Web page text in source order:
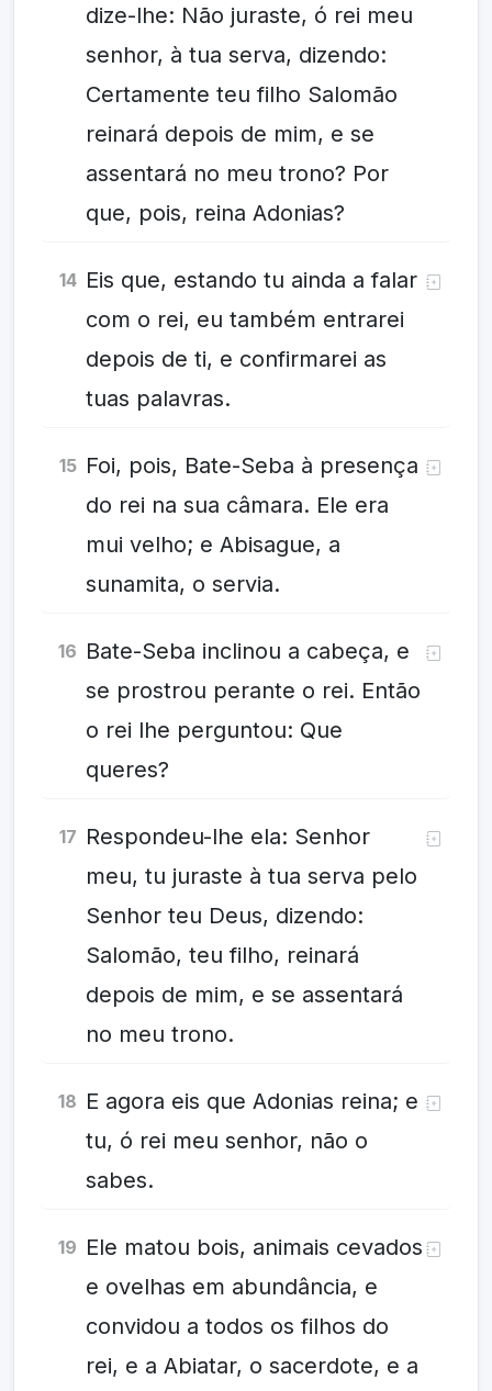
dize-lhe: Não juraste, ó rei meu
senhor, à tua serva, dizendo:
Certamente teu filho Salomão
reinará depois de mim, e se
assentará no meu trono? Por
que, pois, reina Adonias?
14 Eis que, estando tu ainda a falar
com o rei, eu também entrarei
depois de ti, e confirmarei as
tuas palavras.
15 Foi, pois, Bate-Seba à presença
do rei na sua câmara. Ele era
mui velho; e Abisague, a
sunamita, o servia.
16 Bate-Seba inclinou a cabeça, e
se prostrou perante o rei. Então
o rei lhe perguntou: Que
queres?
17 Respondeu-lhe ela: Senhor
meu, tu juraste à tua serva pelo
Senhor teu Deus, dizendo:
Salomão, teu filho, reinará
depois de mim, e se assentará
no meu trono.
18 E agora eis que Adonias reina; e
tu, ó rei meu senhor, não o
sabes.
19 Ele matou bois, animais cevados
e ovelhas em abundância, e
convidou a todos os filhos do
rei, e a Abiatar, o sacerdote, e a